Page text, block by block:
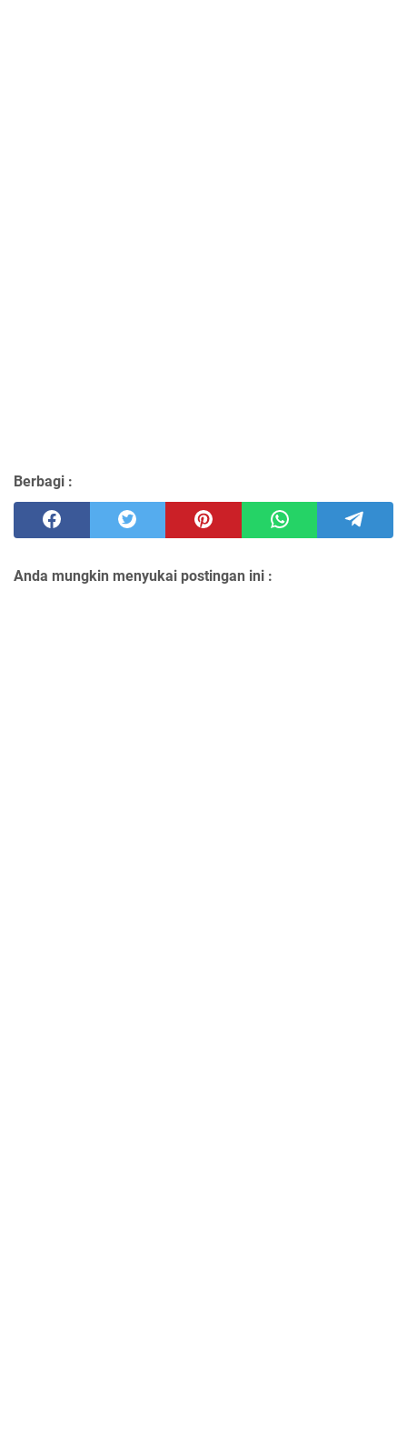
Berbagi :
Anda mungkin menyukai postingan ini :